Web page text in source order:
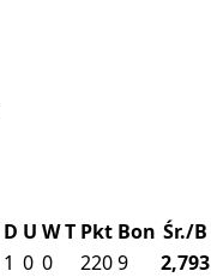
D U WT Pkt Bon Śr./B
1 0 0 2209
2,793